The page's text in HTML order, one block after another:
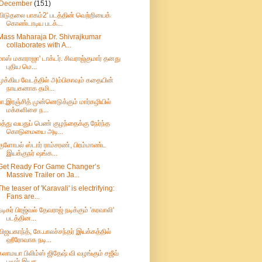
(151)
பாகம்2' படத்தின் வெற்றியைக்
கொண்டாடிய படக்...
Maharaja Dr. Shivrajkumar
collaborates with A...
மகாராஜா' டாக்டர். சிவராஜ்குமார் தனது
புதிய மெ...
வேடத்தில் அம்பிகாவும் கதையின்
நாயகனாக தமி...
முன்னெடுக்கும் மார்கழியில்
மக்களிசை ந...
வயதுப் பெண் குழந்தைக்கு நேர்ந்த
கொடுமையை அடி...
ஸ்டார் ராம்சரண், பிரம்மாண்ட
இயக்குநர் ஷங்க...
Ready For Game Changer’s
Massive Trailer on Ja...
teaser of 'Karavali' is electrifying:
Fans are...
பிரஜ்வல் தேவராஜ் நடிக்கும் 'கரவாலி'
படத்தின...
கே.பாலச்சந்தர் இயக்கத்தில்
ஹீரோவாக நடி...
பிலிம்ஸ் ஜிதேஷ் வி வழங்கும் சஜீவ்